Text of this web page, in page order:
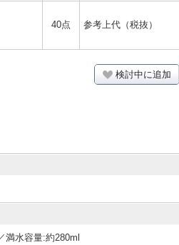
40点 参考上代（税抜）
検討中に追加
満水容量:約280ml